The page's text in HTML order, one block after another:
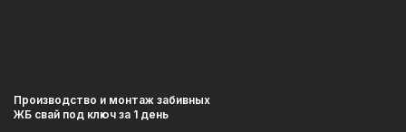
Производство и монтаж забивных
ЖБ свай под ключ за 1 день